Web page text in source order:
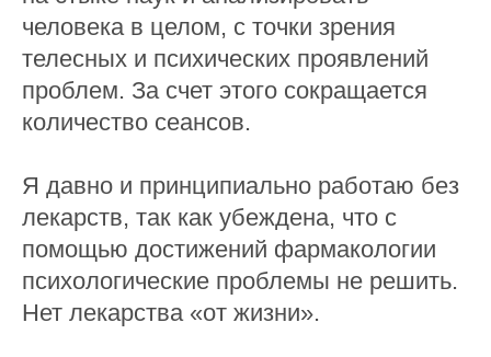
человека в целом, с точки зрения
телесных и психических проявлений
проблем. За счет этого сокращается
количество сеансов.
Я давно и принципиально работаю без
лекарств, так как убеждена, что с
помощью достижений фармакологии
психологические проблемы не решить.
Нет лекарства «от жизни».